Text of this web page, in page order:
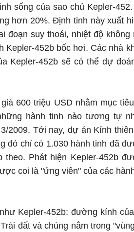
sống của sao chủ Kepler-
hơn 20%. Định tinh này xuất
đoạn suy thoái, nhiệt độ không
Kepler-452b bốc hơi. Các nhà
Kepler-452b sẽ có thể dự
600 triệu USD nhằm mục
hành tinh nào tương tự
2009. Tới nay, dự án Kính
đó chỉ có 1.030 hành tinh đã
theo. Phát hiện Kepler-452b
coi là "ứng viên" của các
Kepler-452b: đường kính
đất và chúng nằm trong